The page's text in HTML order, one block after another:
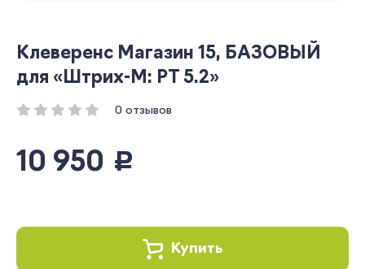
Клеверенс Магазин 15, БАЗОВЫЙ
для «Штрих-М: РТ 5.2»
0 отзывов
10 950 руб.
Купить